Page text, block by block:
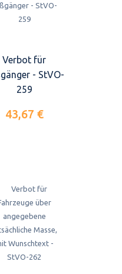
Verbot für
- StVO-
259
43,67 €